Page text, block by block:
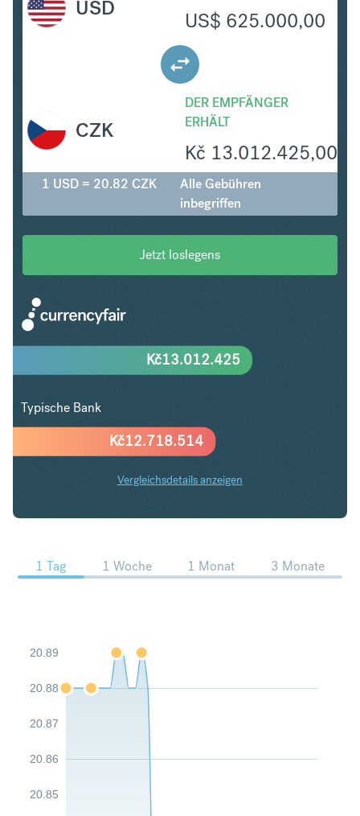
USD
US$ 625.000,00
DER EMPFÄNGER
ERHÄLT
Kč 13.012.425,00
CZK
1 USD = 20.82 CZK
Alle Gebühren
inbegriffen
Jetzt loslegens
Kč12.718.514
Kč13.012.425
Typische Bank
Vergleichsdetails anzeigen
USD in CZK Trends
1 Tag 1 Woche 1 Monat 3 Monate
20.85
20.86
20.87
20.88
20.89